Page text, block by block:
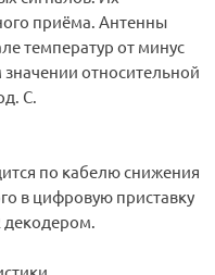
приёма. Антенны
температур от минус
относительной
С.
по кабелю снижения
в цифровую приставку
декодером.